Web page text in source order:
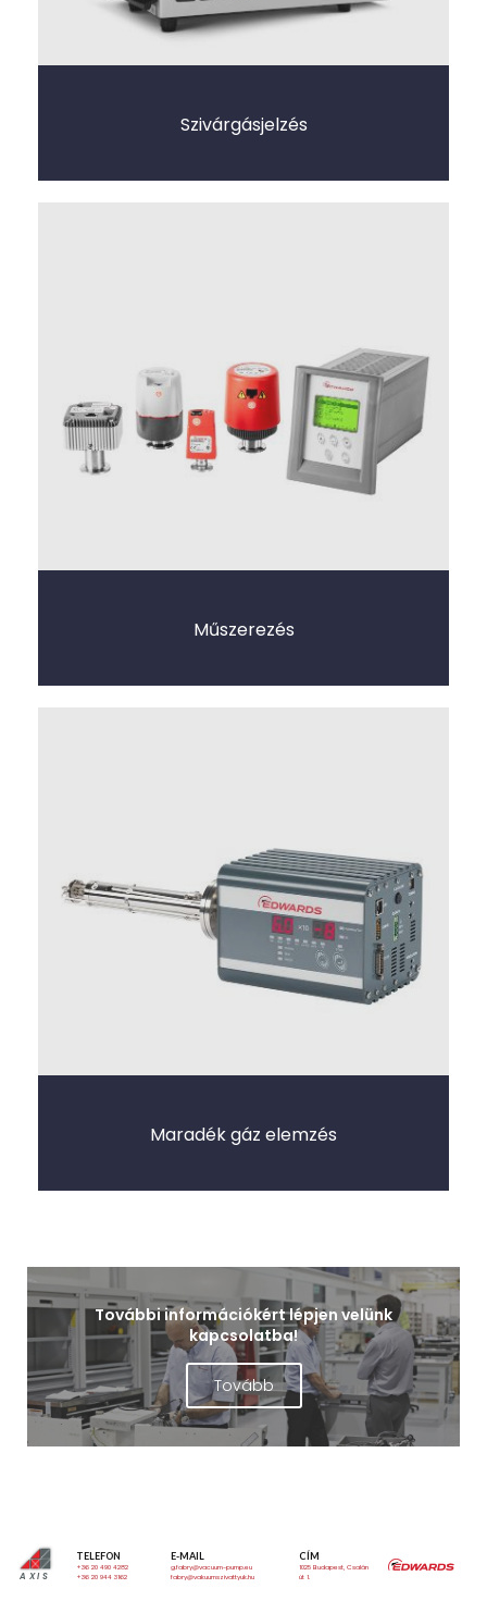
Szivárgásjelzés
Műszerezés
Maradék gáz elemzés
További információkért lépjen velünk
kapcsolatba!
Tovább
AXIS
TELEFON
+36 20 490 4282
+36 20 944 3162
E-MAIL
g.fabry@vacuum-pump.eu
fabry@vakuumszivattyuk.hu
CÍM
1025 Budapest, Csalán
út 1.